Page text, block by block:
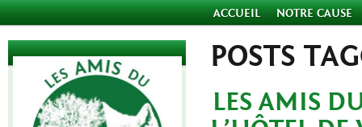
ACCUEIL NOTRE CAUSE
POSTS
LES AMIS